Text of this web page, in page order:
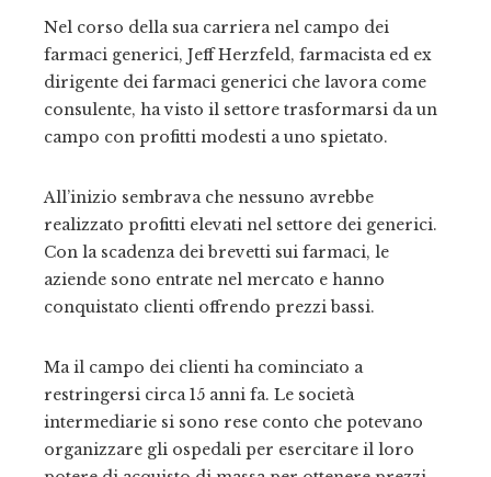
Nel corso della sua carriera nel campo dei
farmaci generici, Jeff Herzfeld, farmacista ed ex
dirigente dei farmaci generici che lavora come
consulente, ha visto il settore trasformarsi da un
campo con profitti modesti a uno spietato.
All’inizio sembrava che nessuno avrebbe
realizzato profitti elevati nel settore dei generici.
Con la scadenza dei brevetti sui farmaci, le
aziende sono entrate nel mercato e hanno
conquistato clienti offrendo prezzi bassi.
Ma il campo dei clienti ha cominciato a
restringersi circa 15 anni fa. Le società
intermediarie si sono rese conto che potevano
organizzare gli ospedali per esercitare il loro